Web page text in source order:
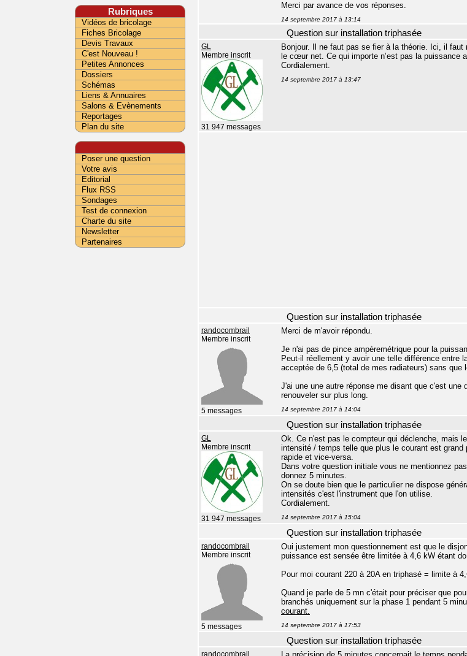
Merci par avance de vos réponses.
14 septembre 2017 à 13:14
Question sur installation triphasée
GL
Membre inscrit
31 947 messages
Bonjour. Il ne faut pas se fier à la théorie. Ici, il
le cœur net. Ce qui importe n’est pas la puissance
Cordialement.
14 septembre 2017 à 13:47
Question sur installation triphasée
randocombrail
Membre inscrit
5 messages
Merci de m'avoir répondu.
Je n'ai pas de pince ampèremétrique pour la
Peut-il réellement y avoir une telle différence entre
acceptée de 6,5 (total de mes radiateurs) sans que
J'ai une une autre réponse me disant que c'est
renouveler sur plus long.
14 septembre 2017 à 14:04
Question sur installation triphasée
GL
Membre inscrit
31 947 messages
Ok. Ce n'est pas le compteur qui déclenche, mais
intensité / temps telle que plus le courant est
rapide et vice-versa.
Dans votre question initiale vous ne mentionnez
donnez 5 minutes.
On se doute bien que le particulier ne dispose
intensités c'est l'instrument que l'on utilise.
Cordialement.
14 septembre 2017 à 15:04
Question sur installation triphasée
randocombrail
Membre inscrit
5 messages
Oui justement mon questionnement est que le
puissance est sensée être limitée à 4,6 kW étant
Pour moi courant 220 à 20A en triphasé = limite à
Quand je parle de 5 mn c'était pour préciser que
branchés uniquement sur la phase 1 pendant 5
courant.
14 septembre 2017 à 17:53
Question sur installation triphasée
randocombrail
Rubriques
Vidéos de bricolage
Fiches Bricolage
Devis Travaux
C'est Nouveau !
Petites Annonces
Dossiers
Schémas
Liens & Annuaires
Salons & Evènements
Reportages
Plan du site
Poser une question
Votre avis
Editorial
Flux RSS
Sondages
Test de connexion
Charte du site
Newsletter
Partenaires